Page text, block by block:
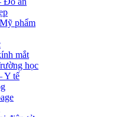
phẩm
mắt
học
Y tế